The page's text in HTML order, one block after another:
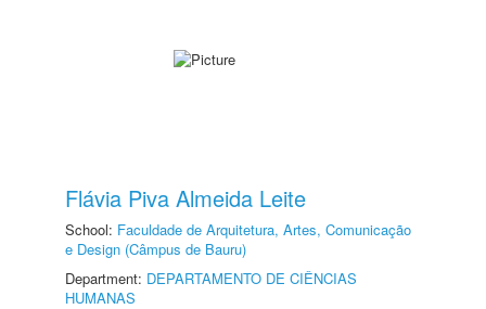
Flávia Piva Almeida Leite
School: Faculdade de Arquitetura, Artes, Comunicação
e Design (Câmpus de Bauru)
Department: DEPARTAMENTO DE CIÊNCIAS
HUMANAS